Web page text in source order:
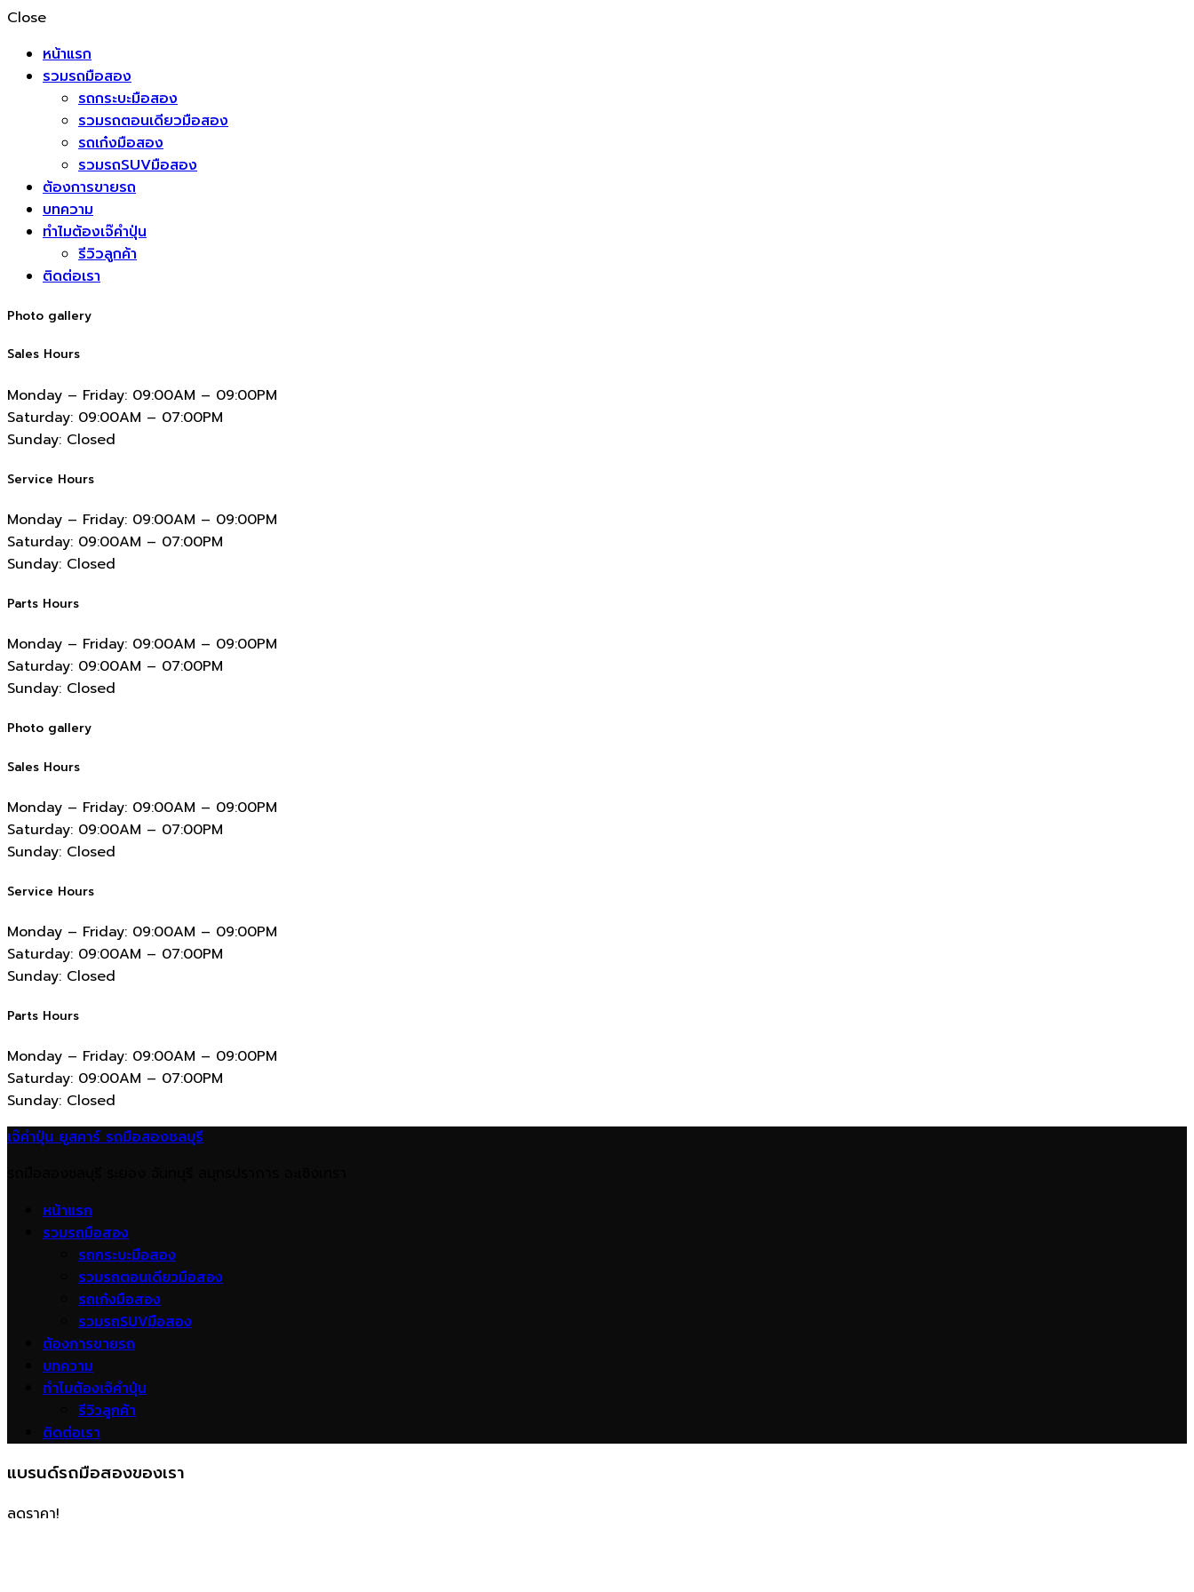
Close
หน้าแรก
รวมรถมือสอง
รถกระบะมือสอง
รวมรถตอนเดียวมือสอง
รถเก๋งมือสอง
รวมรถSUVมือสอง
ต้องการขายรถ
บทความ
ทำไมต้องเจ๊คำปุ่น
รีวิวลูกค้า
ติดต่อเรา
Photo gallery
Sales Hours
Monday – Friday: 09:00AM – 09:00PM
Saturday: 09:00AM – 07:00PM
Sunday: Closed
Service Hours
Monday – Friday: 09:00AM – 09:00PM
Saturday: 09:00AM – 07:00PM
Sunday: Closed
Parts Hours
Monday – Friday: 09:00AM – 09:00PM
Saturday: 09:00AM – 07:00PM
Sunday: Closed
Photo gallery
Sales Hours
Monday – Friday: 09:00AM – 09:00PM
Saturday: 09:00AM – 07:00PM
Sunday: Closed
Service Hours
Monday – Friday: 09:00AM – 09:00PM
Saturday: 09:00AM – 07:00PM
Sunday: Closed
Parts Hours
Monday – Friday: 09:00AM – 09:00PM
Saturday: 09:00AM – 07:00PM
Sunday: Closed
เจ๊คำปุ่น ยูสคาร์ รถมือสองชลบุรี
หน้าแรก
รวมรถมือสอง
รถกระบะมือสอง
รวมรถตอนเดียวมือสอง
รถเก๋งมือสอง
รวมรถSUVมือสอง
ต้องการขายรถ
บทความ
ทำไมต้องเจ๊คำปุ่น
รีวิวลูกค้า
ติดต่อเรา
แบรนด์รถมือสองของเรา
ลดราคา!